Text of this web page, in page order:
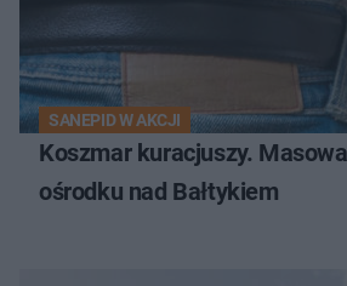
SANEPID W AKCJI
Koszmar kuracjuszy.
ośrodku nad Bałtykiem